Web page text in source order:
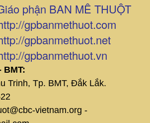
phận BAN MÊ THUỘT
gpbanmethuot.com
gpbanmethuot.net
gpbanmethuot.vn
BMT:
Trinh, Tp. BMT, Đắk Lắk.
vietnam.org -